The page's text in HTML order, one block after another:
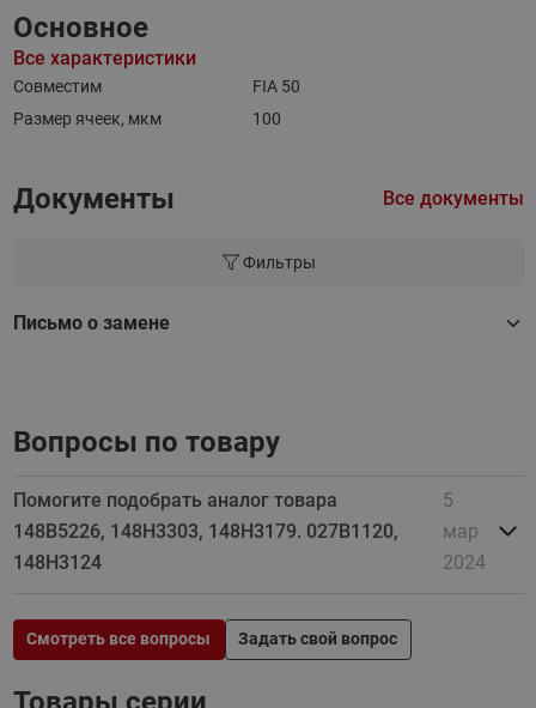
Основное
Все характеристики
Совместим
FIA 50
Размер ячеек, мкм
100
Документы Все документы
Фильтры
Письмо о замене
Вопросы по товару
Помогите подобрать аналог товара
148B5226, 148H3303, 148H3179. 027B1120,
148H3124
5
мар
2024
Смотреть все вопросы Задать свой вопрос